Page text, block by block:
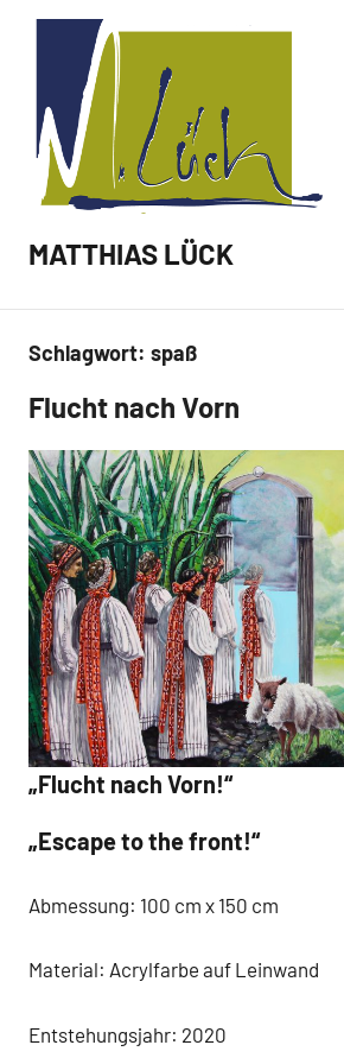
MATTHIAS LÜCK
Schlagwort: spaß
Malerei / Neuigkeiten
Flucht nach Vorn
„Flucht nach Vorn!“
„Escape to the front!“
Abmessung: 100 cm x 150 cm
Material: Acrylfarbe auf Leinwand
Entstehungsjahr: 2020